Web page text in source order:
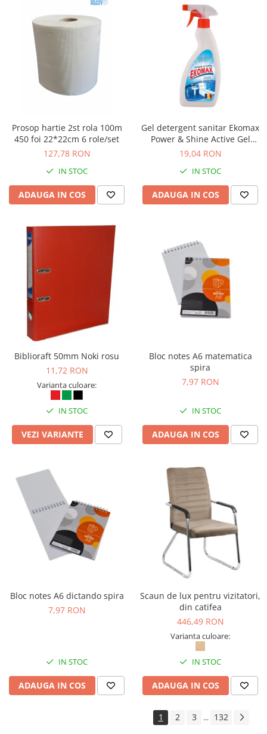
Prosop hartie 2st rola 100m
450 foi 22*22cm 6 role/set
127,78 RON
IN STOC
ADAUGA IN COS
Gel detergent sanitar Ekomax
Power & Shine Active Gel
500ml
19,04 RON
IN STOC
ADAUGA IN COS
Biblioraft 50mm Noki rosu
11,72 RON
Varianta culoare:
IN STOC
VEZI VARIANTE
Bloc notes A6 matematica
spira
7,97 RON
IN STOC
ADAUGA IN COS
Bloc notes A6 dictando spira
7,97 RON
IN STOC
ADAUGA IN COS
Scaun de lux pentru vizitatori,
din catifea
446,49 RON
Varianta culoare:
IN STOC
ADAUGA IN COS
1 2 3 ... 132